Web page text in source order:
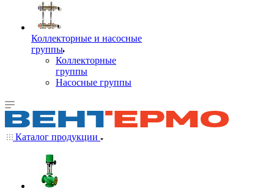
Коллекторные и насосные
группы
Коллекторные
группы
Насосные группы
Каталог продукции